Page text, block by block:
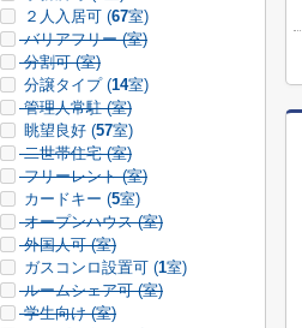
２人入居可 (67室)
バリアフリー (室)
分割可 (室)
分譲タイプ (14室)
管理人常駐 (室)
眺望良好 (57室)
二世帯住宅 (室)
フリーレント (室)
カードキー (5室)
オープンハウス (室)
外国人可 (室)
ガスコンロ設置可 (1室)
ルームシェア可 (室)
学生向け (室)